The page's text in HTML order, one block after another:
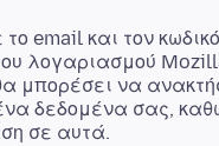
email και τον κωδικό
λογαριασμού
μπορέσει να
δεδομένα σας,
σε αυτά.